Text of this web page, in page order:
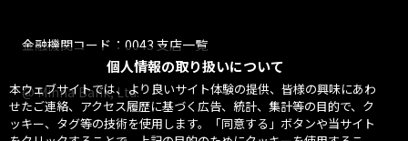
個人情報の取り扱いについて
本ウェブサイトでは、より良いサイト体験の提供、皆様の興味にあわ
せたご連絡、アクセス履歴に基づく広告、統計、集計等の目的で、ク
ッキー、タグ等の技術を使用します。「同意する」ボタンや当サイト
金融機関コード：0043 支店一覧
@ Minna Bank, Ltd.